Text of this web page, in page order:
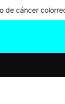
de cáncer